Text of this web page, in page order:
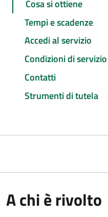
Cosa si ottiene
Tempi e scadenze
Accedi al servizio
Condizioni di servizio
Contatti
Strumenti di tutela
A chi è rivolto